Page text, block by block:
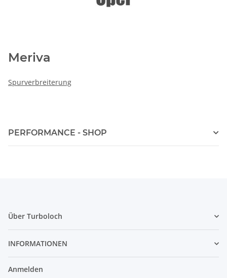
Meriva
Spurverbreiterung
PERFORMANCE - SHOP
Über Turboloch
INFORMATIONEN
Anmelden